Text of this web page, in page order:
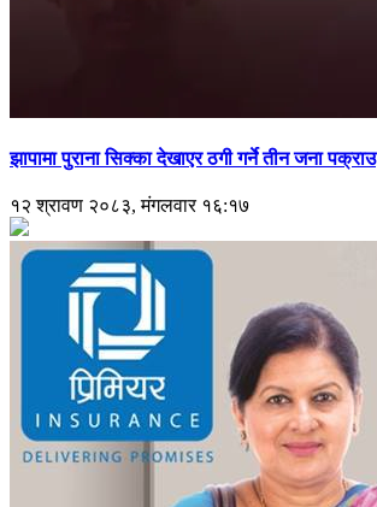
झापामा पुराना सिक्का देखाएर ठगी गर्ने तीन जना पक्राउ
१२ श्रावण २०८३, मंगलवार १६:१७